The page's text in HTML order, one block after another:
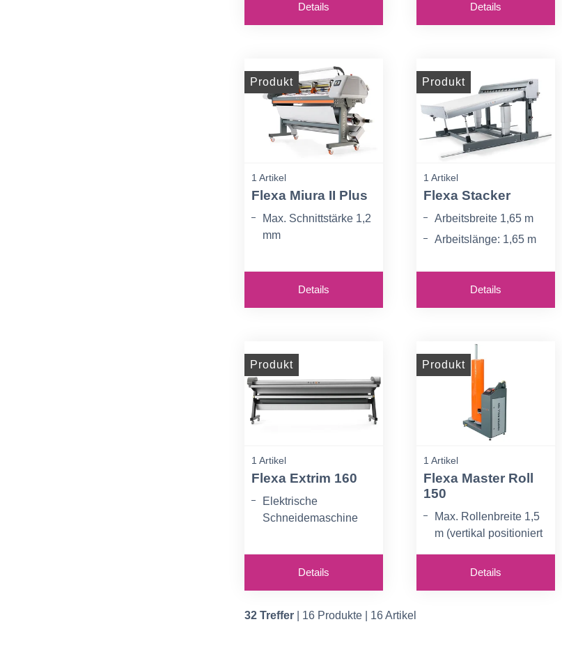
Walzendurchmesser:
Details
Niederhalter für das
Material während des
Details
Produkt
1 Artikel
Flexa Miura II Plus
Max. Schnittstärke 1,2
mm
Niederhalter für das
Material während des
Details
Produkt
1 Artikel
Flexa Stacker
Arbeitsbreite 1,65 m
Arbeitslänge: 1,65 m
Schnittstücke: 500 mm
Details
Produkt
1 Artikel
Flexa Extrim 160
Elektrische
Schneidemaschine
m
Elektronisch regelbare
Arbeitsgeschwindigkei
t 0 bis 100 m /min
Details
Produkt
1 Artikel
Flexa Master Roll
150
Max. Rollenbreite 1,5
m (vertikal positioniert
Details
32 Treffer | 16 Produkte | 16 Artikel